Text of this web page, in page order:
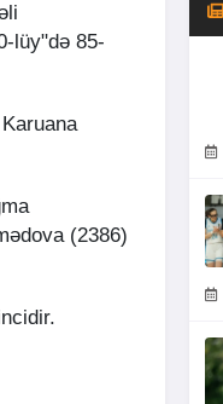
lüy"də 85-
(2386)